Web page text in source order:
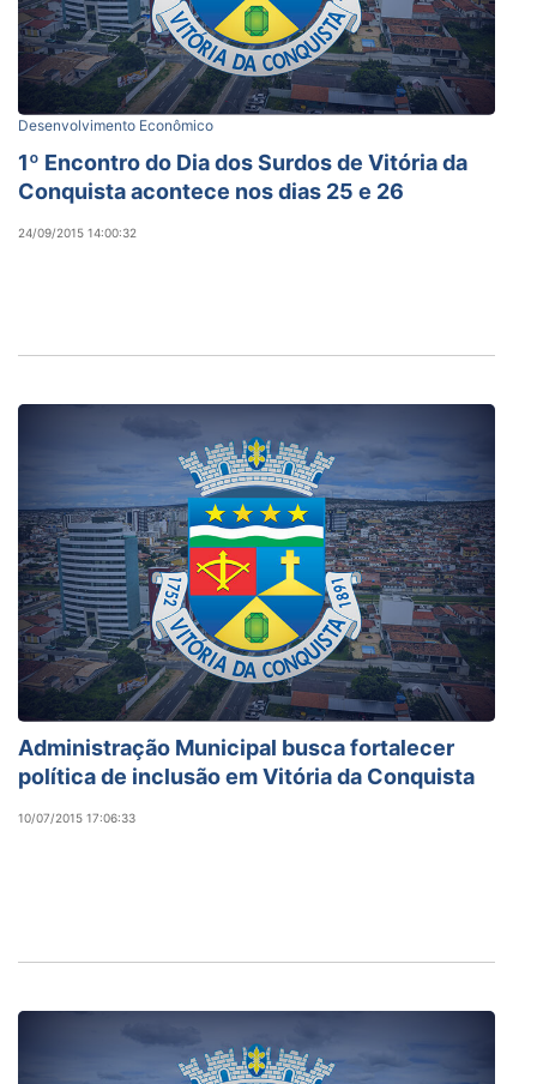
Desenvolvimento Econômico
1º Encontro do Dia dos Surdos de Vitória da
Conquista acontece nos dias 25 e 26
24/09/2015 14:00:32
Administração Municipal busca fortalecer
política de inclusão em Vitória da Conquista
10/07/2015 17:06:33